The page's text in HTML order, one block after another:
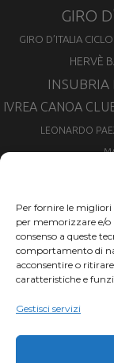
Per fornire le
per memorizzare e/o
consenso a queste
comportamento di
acconsentire o
caratteristiche e
Gestisci servizi
GIRO
GIRO D’ITALIA
HERVÈ
INSUBRIA
IVREA CANOA
LEONARDO
MARTINO FRUET
MIRKO
PARCO
SIMONE MORO
TOUR